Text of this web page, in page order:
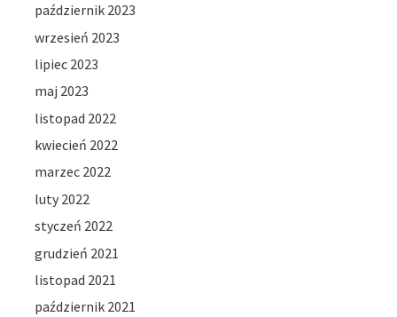
październik 2023
wrzesień 2023
lipiec 2023
maj 2023
listopad 2022
kwiecień 2022
marzec 2022
luty 2022
styczeń 2022
grudzień 2021
listopad 2021
październik 2021